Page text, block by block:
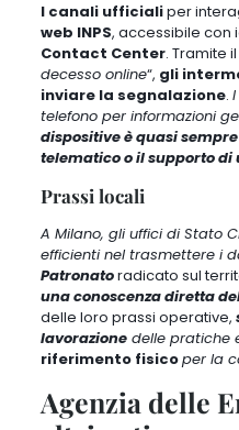
I canali ufficialiper
web INPS, accessibile con
Contact Center. Tramite
decesso online“, gli
inviare la segnalazione.
telefono per informazioni
dispositive è quasi
telematico o il supporto di
Prassi locali
A Milano, gli uffici di Stato
efficienti nel trasmettere i
Patronatoradicato sul
una conoscenza diretta
delle loro prassi operative,
lavorazionedelle pratiche
riferimento fisicoper la
Agenzia delle